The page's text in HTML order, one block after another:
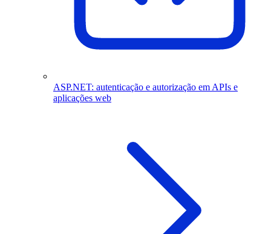
ASP.NET: autenticação e autorização em APIs e
aplicações web